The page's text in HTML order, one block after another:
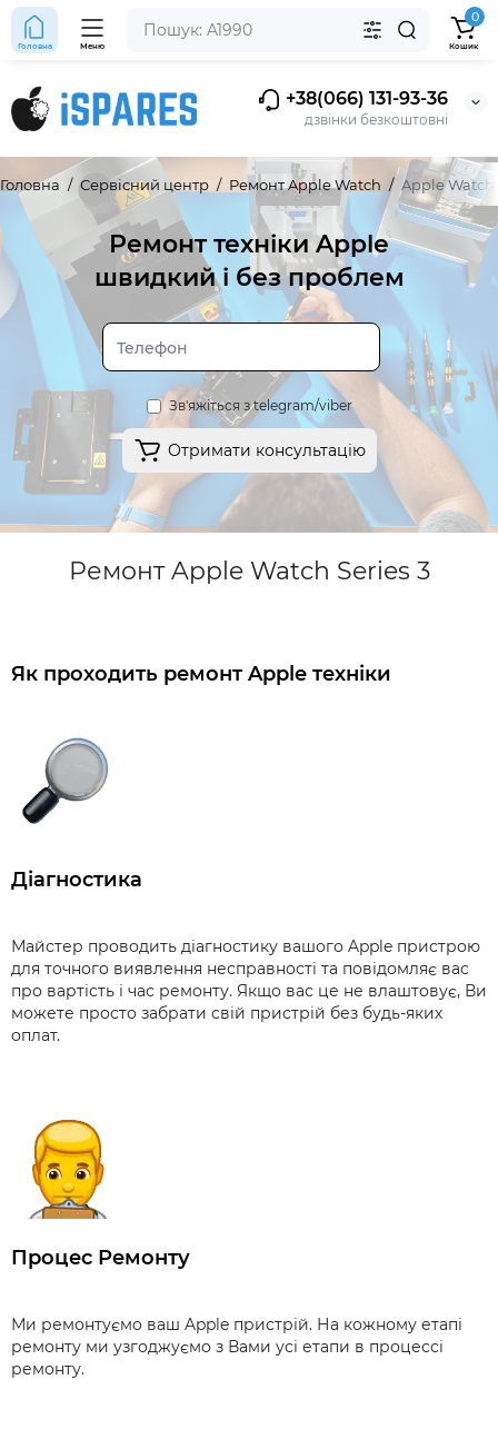
+38(066) 131-93-36
дзвінки безкоштовні
Головна Меню
0
Кошик
Головна Сервісний центр Ремонт Apple Watch Apple Watch
Ремонт техніки Apple
швидкий і без проблем
Зв'яжіться з telegram/viber
Отримати консультацію
Ремонт Apple Watch Series 3
Як проходить ремонт Apple техніки
Діагностика
Майстер проводить діагностику вашого Apple пристрою
для точного виявлення несправності та повідомляє вас
про вартість і час ремонту. Якщо вас це не влаштовує, Ви
можете просто забрати свій пристрій без будь-яких
оплат.
Процес Ремонту
Ми ремонтуємо ваш Apple пристрій. На кожному етапі
ремонту ми узгоджуємо з Вами усі етапи в процессі
ремонту.